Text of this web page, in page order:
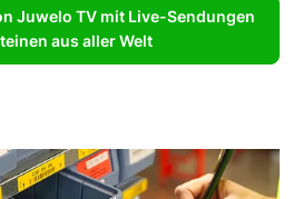
Juwelo TV mit Live-Sendungen
aus aller Welt